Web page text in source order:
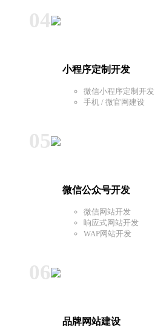
04
小程序定制开发
微信小程序定制开发
手机 / 微官网建设
05
微信公众号开发
微信网站开发
响应式网站开发
WAP网站开发
06
品牌网站建设